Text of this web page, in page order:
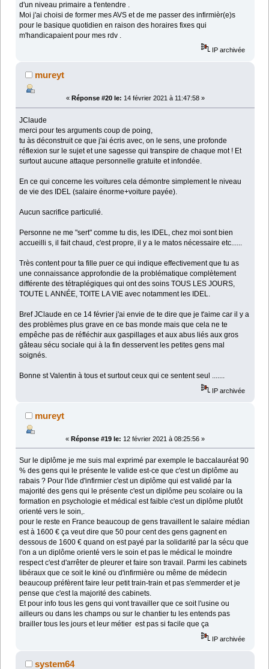
d'un niveau primaire a t'entendre .
Moi j'ai choisi de former mes AVS et de me passer des infirmièr(e)s
pour le basique quotidien en raison des horaires fixes qui
m'handicapaient pour mes rdv .
IP archivée
mureyt
« Réponse #20 le: 14 février 2021 à 11:47:58 »
JClaude
merci pour tes arguments coup de poing,
tu às déconstruit ce que j'ai écris avec, on le sens, une profonde
réflexion sur le sujet et une sagesse qui transpire de chaque mot ! Et
surtout aucune attaque personnelle gratuite et infondée.
En ce qui concerne les voitures cela démontre simplement le niveau
de vie des IDEL (salaire énorme+voiture payée).
Aucun sacrifice particulié.
Personne ne me "sert" comme tu dis, les IDEL, chez moi sont bien
accueilli s, il fait chaud, c'est propre, il y a le matos nécessaire etc......
Très content pour ta fille puer ce qui indique effectivement que tu as
une connaissance approfondie de la problématique complètement
différente des tétraplégiques qui ont des soins TOUS LES JOURS,
TOUTE L ANNÉE, TOITE LA VIE avec notamment les IDEL.
Bref JClaude en ce 14 février j'ai envie de te dire que je t'aime car il y a
des problèmes plus grave en ce bas monde mais que cela ne te
empêche pas de réfléchir aux gaspillages et aux abus liés aux gros
gâteau sécu sociale qui à la fin desservent les petites gens mal
soignés.
Bonne st Valentin à tous et surtout ceux qui ce sentent seul .......
IP archivée
mureyt
« Réponse #19 le: 12 février 2021 à 08:25:56 »
Sur le diplôme je me suis mal exprimé par exemple le baccalauréat 90
% des gens qui le présente le valide est-ce que c'est un diplôme au
rabais ? Pour l'ide d'infirmier c'est un diplôme qui est validé par la
majorité des gens qui le présente c'est un diplôme peu scolaire ou la
formation en psychologie et médical est faible c'est un diplôme plutôt
orienté vers le soin,.
pour le reste en France beaucoup de gens travaillent le salaire médian
est à 1600 € ça veut dire que 50 pour cent des gens gagnent en
dessous de 1600 € quand on est payé par la solidarité par la sécu que
l'on a un diplôme orienté vers le soin et pas le médical le moindre
respect c'est d'arrêter de pleurer et faire son travail. Parmi les cabinets
libéraux que ce soit le kiné ou d'infirmière ou même de médecin
beaucoup préfèrent faire leur petit train-train et pas s'emmerder et je
pense que c'est la majorité des cabinets.
Et pour info tous les gens qui vont travailler que ce soit l'usine ou
ailleurs ou dans les champs ou sur le chantier tu les entends pas
brailler tous les jours et leur métier est pas si facile que ça
IP archivée
system64